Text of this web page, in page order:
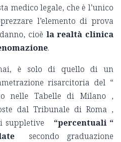
medico legale, che è l’unico
l’elemento di prova
cioè la realtà clinica
.
è solo di quello di un
risarcitoria del “
nelle Tabelle di Milano ,
dal Tribunale di Roma ,
suppletive “percentuali “
secondo graduazione